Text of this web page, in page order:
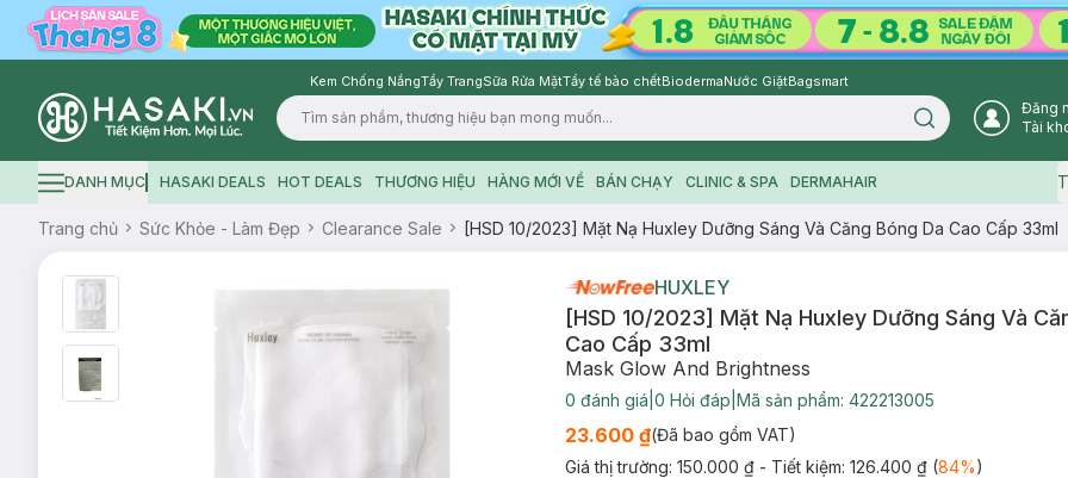
Kem Chống NắngTẩy TrangSữa Rửa MặtTẩy tế bào chếtBiodermaNước GiặtBagsmart
Logo
Search icon
Đăng
Tài
Hamburger icon
DANH MỤC HASAKI DEALS HOT DEALS THƯƠNG HIỆU HÀNG MỚI VỀ BÁN CHẠY CLINIC & SPA DERMAHAIR
Trang chủ Sức Khỏe - Làm Đẹp Clearance Sale [HSD 10/2023] Mặt Nạ Huxley Dưỡng Sáng Và Căng Bóng Da Cao Cấp 33ml
HUXLEY
[HSD 10/2023] Mặt Nạ Huxley Dưỡng Sáng Và
Cao Cấp 33ml
Mask Glow And Brightness
0 đánh giá 0 Hỏi đáp Mã sản phẩm: 422213005
23.600 ₫(Đã bao gồm VAT)
Giá thị trường: 150.000 ₫ - Tiết kiệm: 126.400 ₫(84%)